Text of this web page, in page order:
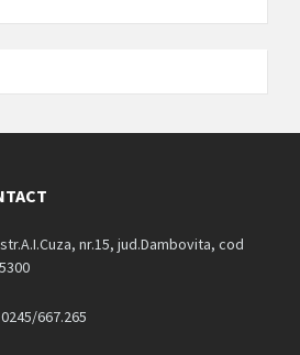
str.A.I.Cuza, nr.15, jud.Dambovita, cod
0245/667.265